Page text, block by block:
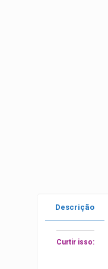
Descrição
Curtir isso: